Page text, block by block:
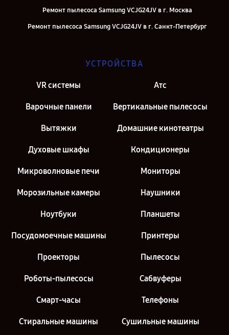
Ремонт пылесоса Samsung VCJG24JV в г. Москва
Ремонт пылесоса Samsung VCJG24JV в г. Санкт-Петербург
УСТРОЙСТВА
VR системы Атс
Варочные панели Вертикальные пылесосы
Вытяжки Домашние кинотеатры
Духовые шкафы Кондиционеры
Микроволновые печи Мониторы
Морозильные камеры Наушники
Ноутбуки Планшеты
Посудомоечные машины Принтеры
Проекторы Пылесосы
Роботы-пылесосы Сабвуферы
Смарт-часы Телефоны
Стиральные машины Сушильные машины